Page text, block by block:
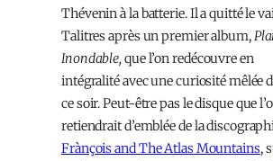
Thévenin à la batterie. Il a quitté le
Talitres après un premier album,
Inondable, que l’on redécouvre en
intégralité avec une curiosité mêlée
ce soir. Peut-être pas le disque que
retiendrait d’emblée de la
Frànçois and The Atlas Mountains,